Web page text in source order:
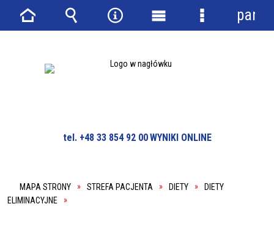
tel. +48 33 854 92 00WYNIKI ONLINE
MAPA STRONY STREFA PACJENTA DIETY
DIETY
ELIMINACYJNE
StronaWyszukiwarka
Narzędzia
Menu Menu
panel